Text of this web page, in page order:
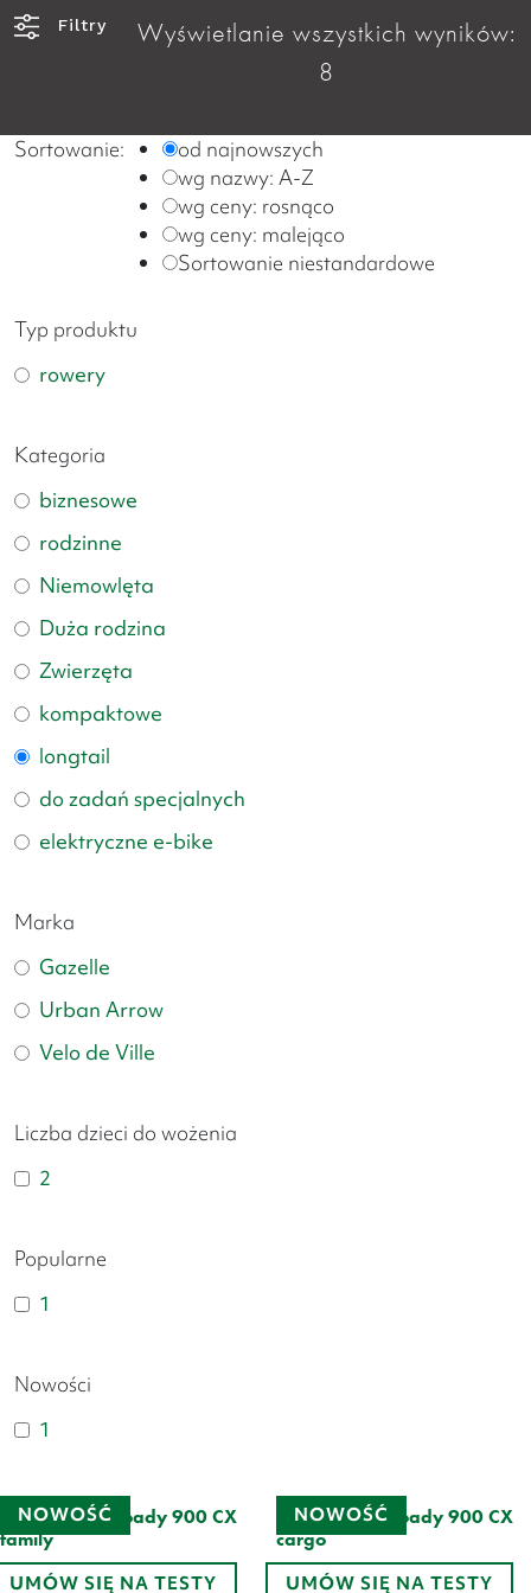
Filtry
Wyświetlanie wszystkich wyników:
8
Sortowanie:
od najnowszych
wg nazwy: A-Z
wg ceny: rosnąco
wg ceny: malejąco
Sortowanie niestandardowe
Typ produktu
rowery
Kategoria
biznesowe
rodzinne
Niemowlęta
Duża rodzina
Zwierzęta
kompaktowe
longtail
do zadań specjalnych
elektryczne e-bike
Marka
Gazelle
Urban Arrow
Velo de Ville
Liczba dzieci do wożenia
2
Popularne
1
Nowości
1
NOWOŚĆ
Velo de Ville Loady 900 CX
family
23 475zł–26 513złZakres
UMÓW SIĘ NA TESTY
NOWOŚĆ
Velo de Ville Loady 900 CX
cargo
23 943zł–26 981złZakres
UMÓW SIĘ NA TESTY